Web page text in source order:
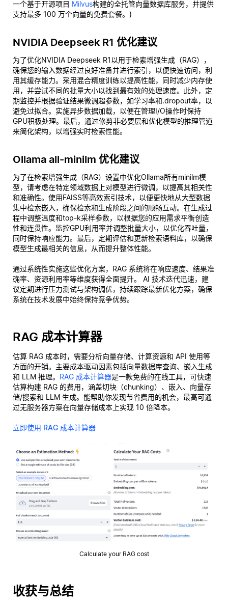
一个基于开源项目 Milvus构建的全托管向量数据库服务，并提供
支持最多 100 万个向量的免费套餐。)
NVIDIA Deepseek R1 优化建议
为了优化NVIDIA Deepseek R1以用于检索增强生成（RAG），
确保您的输入数据经过良好准备并进行索引，以便快速访问，利
用其缓存能力。采用混合精度训练以提高性能，同时减少内存使
用，并尝试不同的批量大小以找到最有效的处理速度。此外，定
期监控并根据验证结果微调超参数，如学习率和.dropout率，以
避免过拟合。实施异步数据加载，以便在管理I/O操作时保持
GPU积极处理。最后，通过修剪非必要层和优化模型的推理管道
来简化架构，以增强实时检索性能。
Ollama all-minilm 优化建议
为了在检索增强生成（RAG）设置中优化Ollama所有minilm模
型，请考虑在特定领域数据上对模型进行微调，以提高其相关性
和准确性。使用FAISS等高效索引技术，以便更快地从大型数据
集中检索嵌入，确保检索和生成阶段之间的顺畅互动。在生成过
程中调整温度和top-k采样参数，以根据您的应用需求平衡创造
性和连贯性。监控GPU利用率并调整批量大小，以优化吞吐量，
同时保持响应能力。最后，定期评估和更新检索语料库，以确保
模型生成最相关的信息，从而提升整体性能。
通过系统性实施这些优化方案，RAG 系统将在响应速度、结果准
确率、资源利用率等维度获得全面提升。 AI 技术迭代迅速，建
议定期进行压力测试与架构调优，持续跟踪最新优化方案，确保
系统在技术发展中始终保持竞争优势。
RAG 成本计算器
估算 RAG 成本时，需要分析向量存储、计算资源和 API 使用等
方面的开销。主要成本驱动因素包括向量数据库查询、嵌入生成
和 LLM 推理。 RAG 成本计算器是一款免费的在线工具，可快速
估算构建 RAG 的费用，涵盖切块（chunking）、嵌入、向量存
储/搜索和 LLM 生成。能帮助你发现节省费用的机会，最高可通
过无服务器方案在向量存储成本上实现 10 倍降本。
立即使用 RAG 成本计算器
Calculate your RAG cost
收获与总结